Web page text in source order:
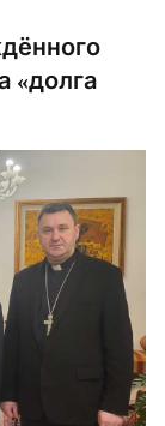
«долга